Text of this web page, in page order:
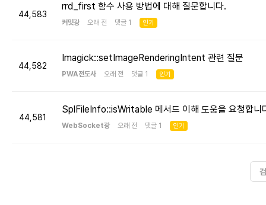
44,583
rrd_first 함수 사용 방법에 대해 질문합니다.
커밋광 오래 전 댓글 1 인기
44,582
Imagick::setImageRenderingIntent 관련 질문
PWA전도사 오래 전 댓글 1 인기
44,581
SplFileInfo::isWritable 메서드 이해 도움을 요청합니
WebSocket광 오래 전 댓글 1 인기